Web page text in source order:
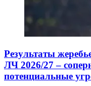
Результаты
ЛЧ 2026/27 –
потенциальные